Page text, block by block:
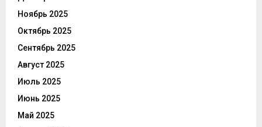
Ноябрь 2025
Октябрь 2025
Сентябрь 2025
Август 2025
Июль 2025
Июнь 2025
Май 2025